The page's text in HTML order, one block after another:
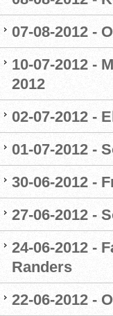
07-08-2012 -
10-07-2012 -
2012
02-07-2012 -
01-07-2012 -
30-06-2012 -
27-06-2012 -
24-06-2012 -
Randers
22-06-2012 -